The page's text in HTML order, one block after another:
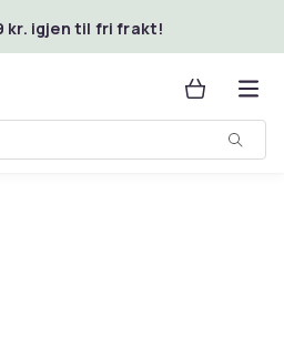
kr. igjen til fri frakt!